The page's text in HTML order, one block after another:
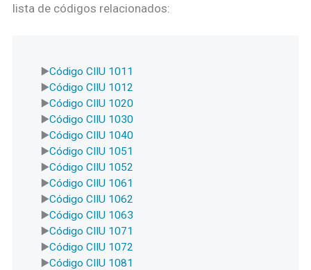
lista de códigos relacionados:
Código CIIU 1011
Código CIIU 1012
Código CIIU 1020
Código CIIU 1030
Código CIIU 1040
Código CIIU 1051
Código CIIU 1052
Código CIIU 1061
Código CIIU 1062
Código CIIU 1063
Código CIIU 1071
Código CIIU 1072
Código CIIU 1081